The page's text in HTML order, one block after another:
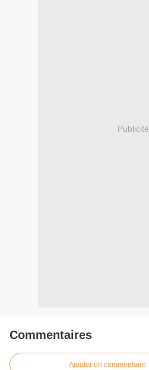
Publicité
Commentaires
Ajouter un commentaire